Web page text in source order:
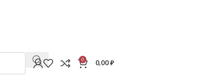
0 0,00₽